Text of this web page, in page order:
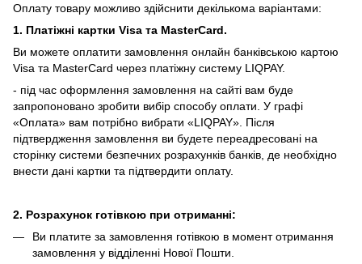
Оплату товару можливо здійснити декількома варіантами:
1. Платіжні картки Visa та MasterCard.
Ви можете оплатити замовлення онлайн банківською картою
Visa та MasterCard через платіжну систему LIQPAY.
- під час оформлення замовлення на сайті вам буде
запропоновано зробити вибір способу оплати. У графі
«Оплата» вам потрібно вибрати «LIQPAY». Після
підтвердження замовлення ви будете переадресовані на
сторінку системи безпечних розрахунків банків, де необхідно
внести дані картки та підтвердити оплату.
2. Розрахунок готівкою при отриманні:
Ви платите за замовлення готівкою в момент отримання
замовлення у відділенні Нової Пошти.